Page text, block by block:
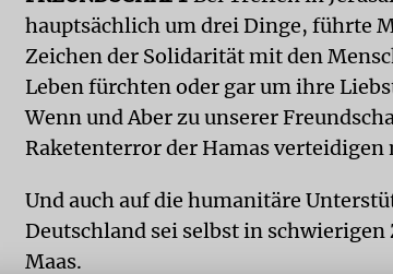
hauptsächlich um drei Dinge, führte
Zeichen der Solidarität mit den
Leben fürchten oder gar um ihre
Wenn und Aber zu unserer
Raketenterror der Hamas verteidigen
Und auch auf die humanitäre
Deutschland sei selbst in
Maas.